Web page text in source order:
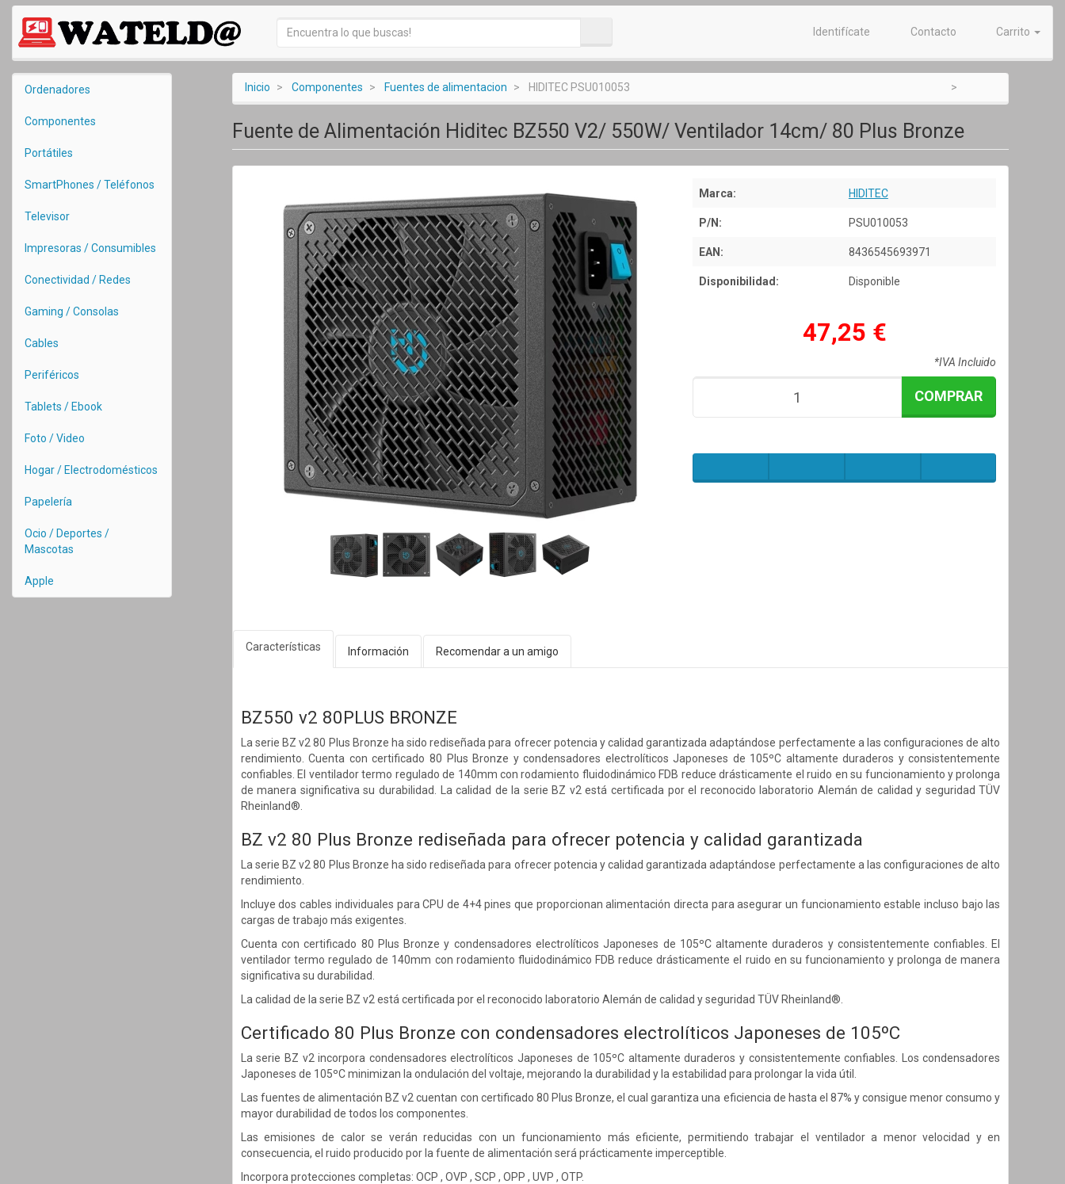
Identifícate Contacto Carrito
Ordenadores
Componentes
Portátiles
SmartPhones / Teléfonos
Televisor
Impresoras / Consumibles
Conectividad / Redes
Gaming / Consolas
Cables
Periféricos
Tablets / Ebook
Foto / Video
Hogar / Electrodomésticos
Papelería
Ocio / Deportes /
Mascotas
Apple
Inicio Componentes Fuentes de alimentacion HIDITEC PSU010053
Fuente de Alimentación Hiditec BZ550 V2/ 550W/ Ventilador 14cm/ 80 Plus Bronze
Marca: HIDITEC
P/N: PSU010053
EAN: 8436545693971
Disponibilidad: Disponible
47,25 €
*IVA Incluido
COMPRAR
Características Información Recomendar a un amigo
BZ550 v2 80PLUS BRONZE
La serie BZ v2 80 Plus Bronze ha sido rediseñada para ofrecer potencia y calidad garantizada adaptándose perfectamente a las configuraciones de alto
rendimiento. Cuenta con certificado 80 Plus Bronze y condensadores electrolíticos Japoneses de 105ºC altamente duraderos y consistentemente
confiables. El ventilador termo regulado de 140mm con rodamiento fluidodinámico FDB reduce drásticamente el ruido en su funcionamiento y prolonga
de manera significativa su durabilidad. La calidad de la serie BZ v2 está certificada por el reconocido laboratorio Alemán de calidad y seguridad TÜV
Rheinland®.
BZ v2 80 Plus Bronze rediseñada para ofrecer potencia y calidad garantizada
La serie BZ v2 80 Plus Bronze ha sido rediseñada para ofrecer potencia y calidad garantizada adaptándose perfectamente a las configuraciones de alto
rendimiento.
Incluye dos cables individuales para CPU de 4+4 pines que proporcionan alimentación directa para asegurar un funcionamiento estable incluso bajo las
cargas de trabajo más exigentes.
Cuenta con certificado 80 Plus Bronze y condensadores electrolíticos Japoneses de 105ºC altamente duraderos y consistentemente confiables. El
ventilador termo regulado de 140mm con rodamiento fluidodinámico FDB reduce drásticamente el ruido en su funcionamiento y prolonga de manera
significativa su durabilidad.
La calidad de la serie BZ v2 está certificada por el reconocido laboratorio Alemán de calidad y seguridad TÜV Rheinland®.
Certificado 80 Plus Bronze con condensadores electrolíticos Japoneses de 105ºC
La serie BZ v2 incorpora condensadores electrolíticos Japoneses de 105ºC altamente duraderos y consistentemente confiables. Los condensadores
Japoneses de 105ºC minimizan la ondulación del voltaje, mejorando la durabilidad y la estabilidad para prolongar la vida útil.
Las fuentes de alimentación BZ v2 cuentan con certificado 80 Plus Bronze, el cual garantiza una eficiencia de hasta el 87% y consigue menor consumo y
mayor durabilidad de todos los componentes.
Las emisiones de calor se verán reducidas con un funcionamiento más eficiente, permitiendo trabajar el ventilador a menor velocidad y en
consecuencia, el ruido producido por la fuente de alimentación será prácticamente imperceptible.
Incorpora protecciones completas: OCP , OVP , SCP , OPP , UVP , OTP.